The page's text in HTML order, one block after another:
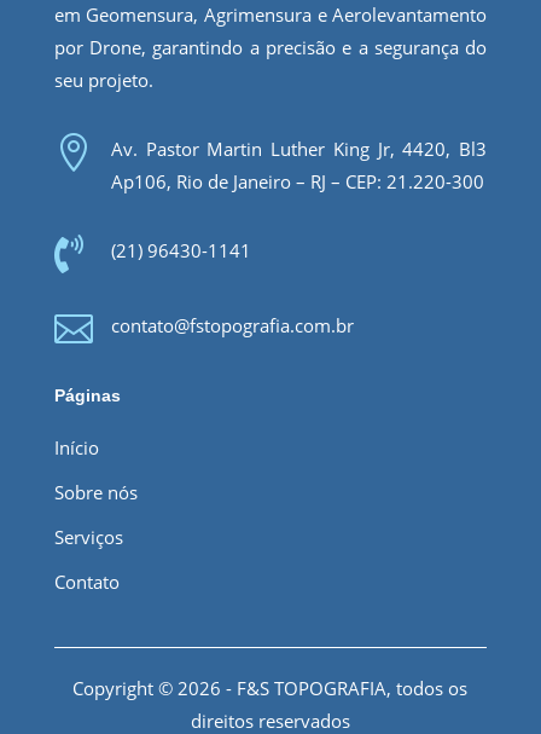
em Geomensura, Agrimensura e Aerolevantamento
por Drone, garantindo a precisão e a segurança do
seu projeto.

Av. Pastor Martin Luther King Jr, 4420, Bl3
Ap106, Rio de Janeiro – RJ – CEP: 21.220-300
 (21) 96430-1141
 contato@fstopografia.com.br
Páginas
Início
Sobre nós
Serviços
Contato
Copyright © 2026 - F&S TOPOGRAFIA, todos os
direitos reservados